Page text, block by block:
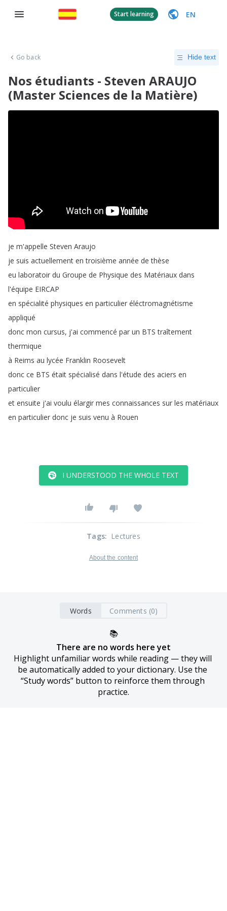
Start learning EN
Go back Hide text
Nos étudiants - Steven ARAUJO
(Master Sciences de la Matière)
je m'appelle Steven Araujo
je suis actuellement en troisième année de thèse
eu laboratoir du Groupe de Physique des Matériaux dans
l'équipe EIRCAP
en spécialité physiques en particulier éléctromagnétisme
appliqué
donc mon cursus, j'ai commencé par un BTS traîtement
thermique
à Reims au lycée Franklin Roosevelt
donc ce BTS était spécialisé dans l'étude des aciers en
particulier
et ensuite j'ai voulu élargir mes connaissances sur les matériaux
en particulier donc je suis venu à Rouen
I UNDERSTOOD THE WHOLE TEXT
Tags: Lectures
About the content
Words Comments (0)
📚
There are no words here yet
Highlight unfamiliar words while reading — they will
be automatically added to your dictionary. Use the
“Study words” button to reinforce them through
practice.